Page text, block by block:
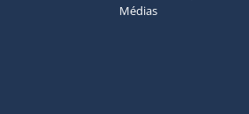
Médias